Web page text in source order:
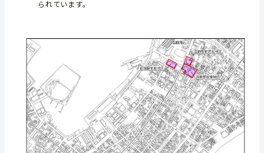
られています。